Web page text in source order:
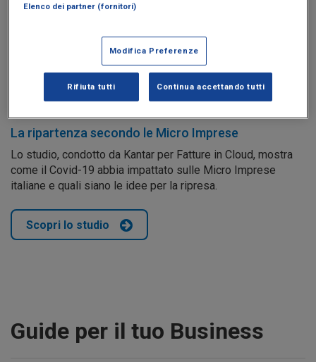
La ripartenza secondo le Micro Imprese
Lo studio, condotto da Kantar per Fatture in Cloud, mostra
come il Covid-19 abbia impattato sulle Micro Imprese
italiane e quali siano le idee per la ripresa.
Scopri lo studio
Guide per il tuo Business
Elenco dei partner (fornitori)
Modifica Preferenze
Rifiuta tutti Continua accettando tutti